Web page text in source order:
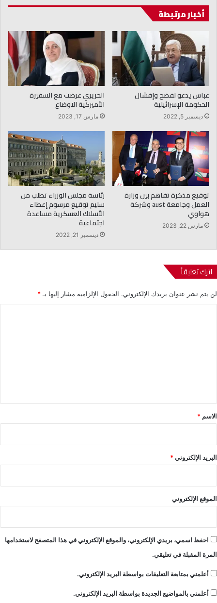
أخبار مرتبطة
عباس يدعو لفضح وإفشال
الحكومة الإسرائيلية
ديسمبر 5, 2022
الحريري عرضت مع السفيرة
الأميركية الاوضاع
مارس 17, 2023
توقيع مذكرة تفاهم بين وزارة
العمل وجامعة aust وشركة
هواوي
مارس 22, 2023
رئاسة مجلس الوزراء تطلب من
سليم توقيع مرسوم إعطاء
الأسلاك العسكرية مساعدة
اجتماعية
ديسمبر 21, 2022
اترك تعليقاً
لن يتم نشر عنوان بريدك الإلكتروني. الحقول الإلزامية مشار إليها بـ *
*
الاسم *
البريد الإلكتروني*
الموقع الإلكتروني
احفظ اسمي، بريدي الإلكتروني، والموقع الإلكتروني في هذا المتصفح لاستخدامها
المرة المقبلة في تعليقي.
أعلمني بمتابعة التعليقات بواسطة البريد الإلكتروني.
أعلمني بالمواضيع الجديدة بواسطة البريد الإلكتروني.